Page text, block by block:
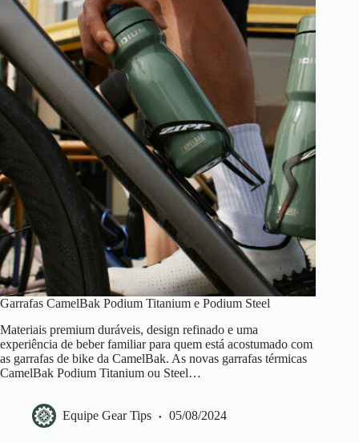
Garrafas CamelBak Podium Titanium e Podium Steel
Materiais premium duráveis, design refinado e uma
experiência de beber familiar para quem está acostumado com
as garrafas de bike da CamelBak. As novas garrafas térmicas
CamelBak Podium Titanium ou Steel…
Equipe Gear Tips 05/08/2024